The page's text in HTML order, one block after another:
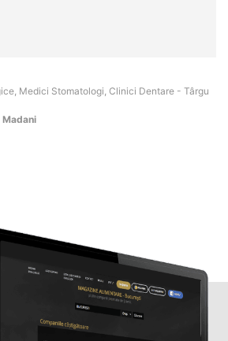
Medici Stomatologi, Clinici Dentare - Târgu
Madani